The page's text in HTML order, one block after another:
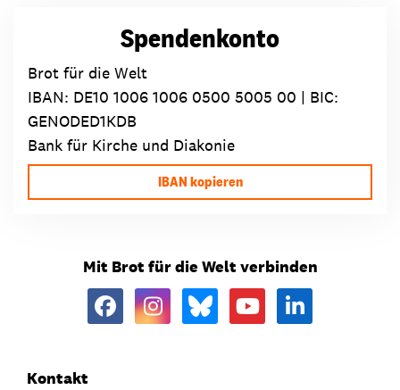
Spendenkonto
Brot für die Welt
IBAN: DE10 1006 1006 0500 5005 00 | BIC:
GENODED1KDB
Bank für Kirche und Diakonie
IBAN kopieren
Mit Brot für die Welt verbinden
Kontakt